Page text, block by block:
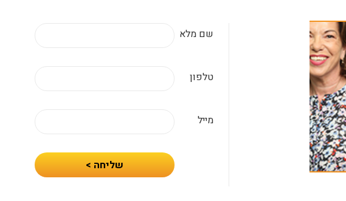
שם מלא
טלפון
מייל
חיזרו
אלי
שליחה >